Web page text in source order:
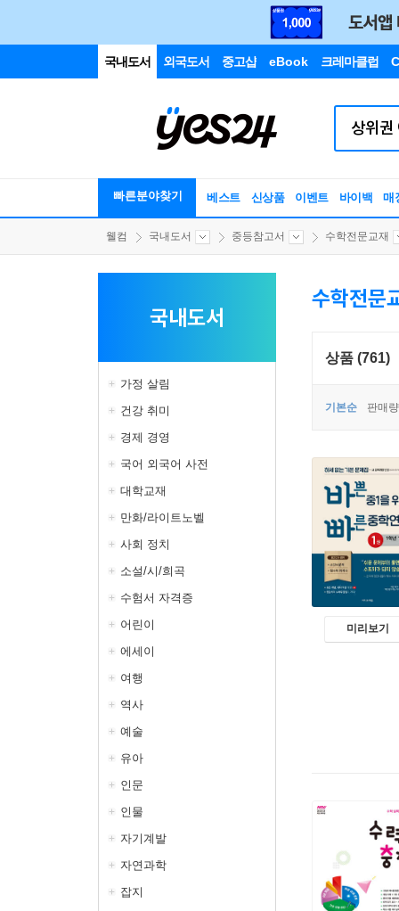
국내도서 외국도서 중고샵 eBook 크레마클럽
빠른분야찾기 베스트 신상품 이벤트 바이백 매
웰컴 국내도서 중등참고서 수학전문교재
국내도서
가정 살림
건강 취미
경제 경영
국어 외국어 사전
대학교재
만화/라이트노벨
사회 정치
소설/시/희곡
수험서 자격증
어린이
에세이
여행
역사
예술
유아
인문
인물
자기계발
자연과학
잡지
수학전문
상품 (761)
기본순 판매
미리보기